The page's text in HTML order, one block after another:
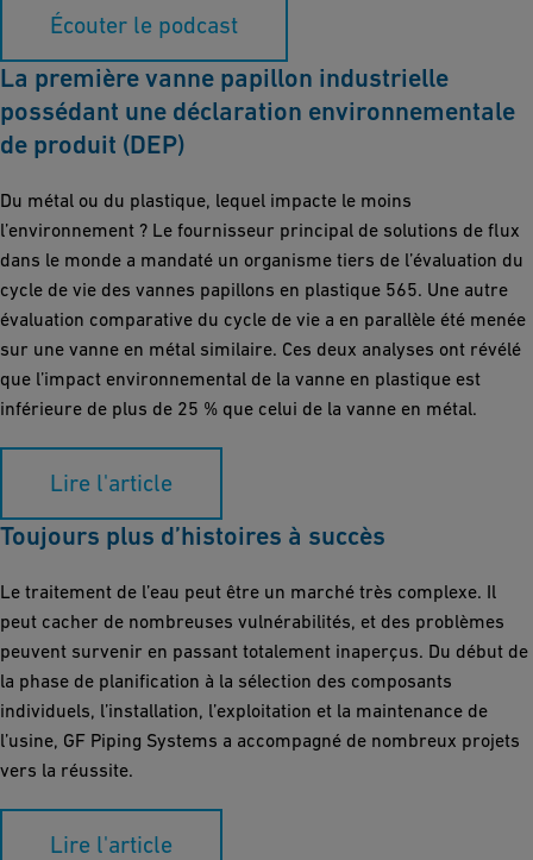
Écouter le podcast
La première vanne papillon industrielle
possédant une déclaration environnementale
de produit (DEP)
Du métal ou du plastique, lequel impacte le moins
l’environnement ? Le fournisseur principal de solutions de flux
dans le monde a mandaté un organisme tiers de l’évaluation du
cycle de vie des vannes papillons en plastique 565. Une autre
évaluation comparative du cycle de vie a en parallèle été menée
sur une vanne en métal similaire. Ces deux analyses ont révélé
que l’impact environnemental de la vanne en plastique est
inférieure de plus de 25 % que celui de la vanne en métal.
Lire l'article
Toujours plus d’histoires à succès
Le traitement de l’eau peut être un marché très complexe. Il
peut cacher de nombreuses vulnérabilités, et des problèmes
peuvent survenir en passant totalement inaperçus. Du début de
la phase de planification à la sélection des composants
individuels, l’installation, l’exploitation et la maintenance de
l’usine, GF Piping Systems a accompagné de nombreux projets
vers la réussite.
Lire l'article